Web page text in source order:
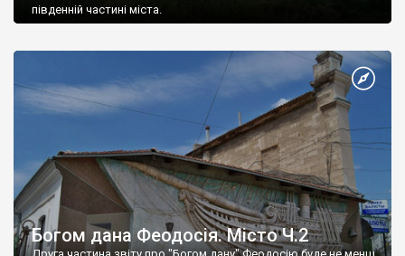
південній частині міста.
Богом дана Феодосія. Місто Ч.2